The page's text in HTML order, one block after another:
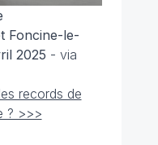
Foncine-le-
2025 - via
records de
? >>>